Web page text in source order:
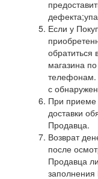
Если у
обратиться
магазина
телефонам.
с
При приеме
доставки
Продавца.
Возврат
после
Продавца
заполнения